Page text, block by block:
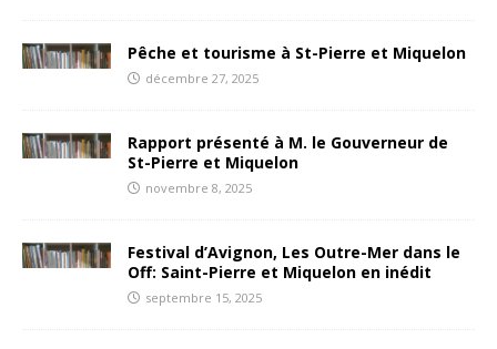
Pêche et tourisme à St-Pierre et Miquelon
décembre 27, 2025
Rapport présenté à M. le Gouverneur de
St-Pierre et Miquelon
novembre 8, 2025
Festival d’Avignon, Les Outre-Mer dans le
Off: Saint-Pierre et Miquelon en inédit
septembre 15, 2025